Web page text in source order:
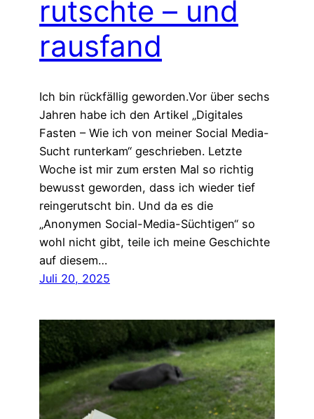
rutschte – und
rausfand
Ich bin rückfällig geworden.Vor über sechs
Jahren habe ich den Artikel „Digitales
Fasten – Wie ich von meiner Social Media-
Sucht runterkam“ geschrieben. Letzte
Woche ist mir zum ersten Mal so richtig
bewusst geworden, dass ich wieder tief
reingerutscht bin. Und da es die
„Anonymen Social-Media-Süchtigen“ so
wohl nicht gibt, teile ich meine Geschichte
auf diesem…
Juli 20, 2025